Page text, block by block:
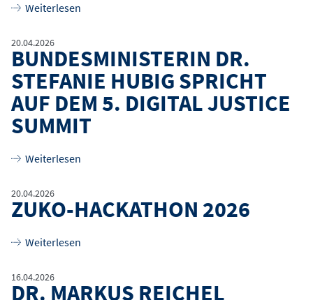
Weiterlesen
20.04.2026
BUNDESMINISTERIN DR.
STEFANIE HUBIG SPRICHT
AUF DEM 5. DIGITAL JUSTICE
SUMMIT
Weiterlesen
20.04.2026
ZUKO-HACKATHON 2026
Weiterlesen
16.04.2026
DR. MARKUS REICHEL